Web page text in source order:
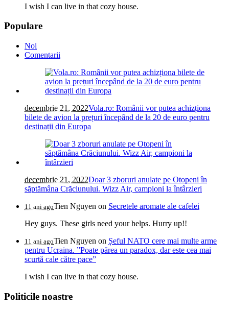
I wish I can live in that cozy house.
Populare
Noi
Comentarii
decembrie 21, 2022Vola.ro: Românii vor putea achizționa
bilete de avion la prețuri începând de la 20 de euro pentru
destinații din Europa
decembrie 21, 2022Doar 3 zboruri anulate pe Otopeni în
săptămâna Crăciunului. Wizz Air, campioni la întârzieri
11 ani agoTien Nguyen on Secretele aromate ale cafelei
Hey guys. These girls need your helps. Hurry up!!
11 ani agoTien Nguyen on Șeful NATO cere mai multe arme
pentru Ucraina. ”Poate părea un paradox, dar este cea mai
scurtă cale către pace”
I wish I can live in that cozy house.
Politicile noastre